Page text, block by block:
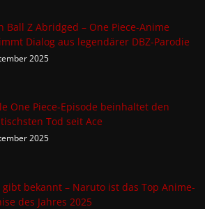
Ball Z Abridged – One Piece-Anime
Dialog aus legendärer DBZ-Parodie
2025
One Piece-Episode beinhaltet den
Tod seit Ace
2025
gibt bekannt – Naruto ist das Top Anime-
des Jahres 2025